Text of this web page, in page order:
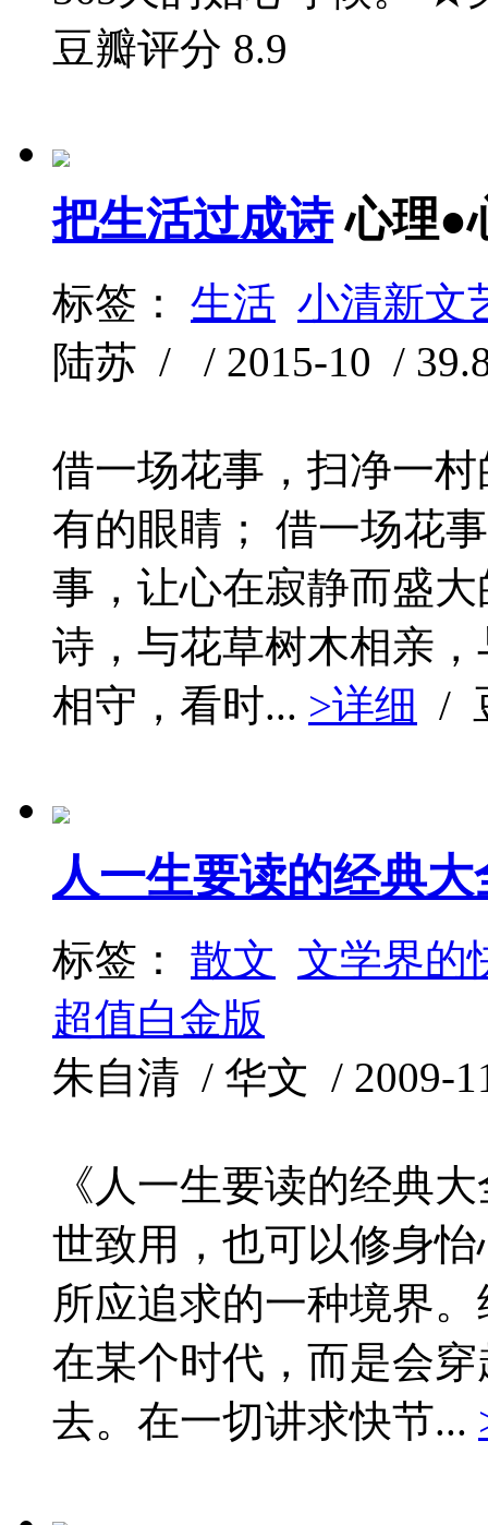
豆瓣评分 8.9
把生活过成诗 心理●
标签： 生活 小清新文
陆苏 / / 2015-10 /
借一场花事，扫净一
有的眼睛； 借一场花
事，让心在寂静而盛
诗，与花草树木相亲
相守，看时... >详细 /
人一生要读的经典大
标签： 散文 文学界的
超值白金版
朱自清 / 华文 / 2009-
《人一生要读的经典
世致用，也可以修身
所应追求的一种境界
在某个时代，而是会
去。在一切讲求快节...